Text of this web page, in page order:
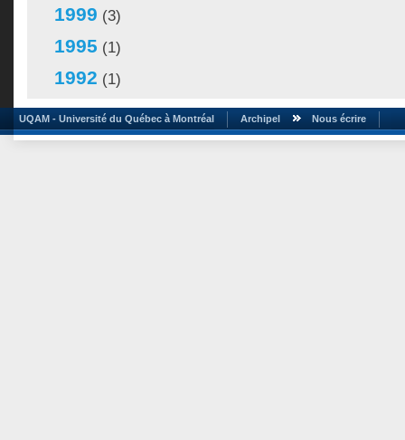
1999 (3)
1995 (1)
1992 (1)
UQAM - Université du Québec à Montréal Archipel Nous écrire